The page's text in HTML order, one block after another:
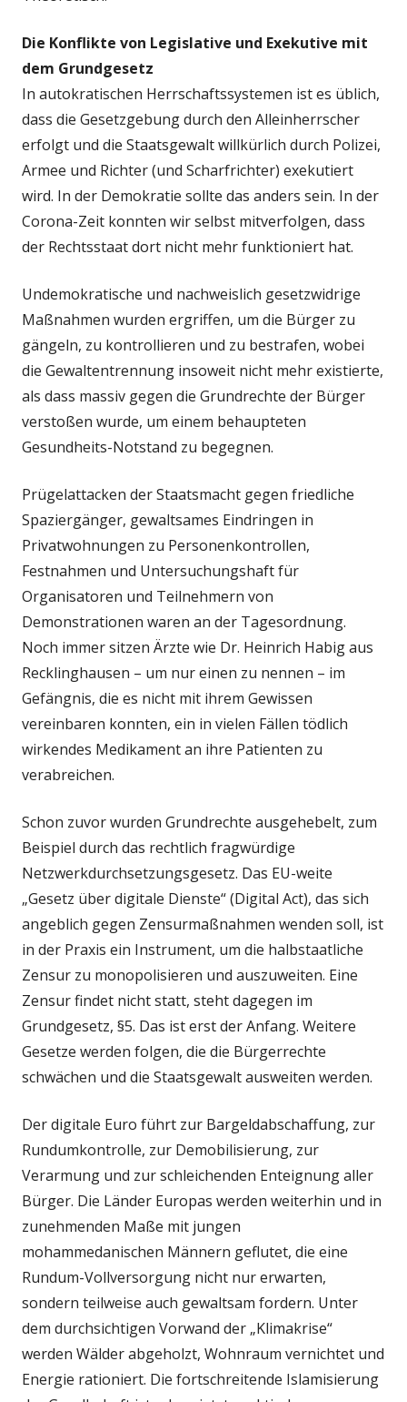
Die Konflikte von Legislative und Exekutive mit
dem Grundgesetz
In autokratischen Herrschaftssystemen ist es üblich,
dass die Gesetzgebung durch den Alleinherrscher
erfolgt und die Staatsgewalt willkürlich durch Polizei,
Armee und Richter (und Scharfrichter) exekutiert
wird. In der Demokratie sollte das anders sein. In der
Corona-Zeit konnten wir selbst mitverfolgen, dass
der Rechtsstaat dort nicht mehr funktioniert hat.
Undemokratische und nachweislich gesetzwidrige
Maßnahmen wurden ergriffen, um die Bürger zu
gängeln, zu kontrollieren und zu bestrafen, wobei
die Gewaltentrennung insoweit nicht mehr existierte,
als dass massiv gegen die Grundrechte der Bürger
verstoßen wurde, um einem behaupteten
Gesundheits-Notstand zu begegnen.
Prügelattacken der Staatsmacht gegen friedliche
Spaziergänger, gewaltsames Eindringen in
Privatwohnungen zu Personenkontrollen,
Festnahmen und Untersuchungshaft für
Organisatoren und Teilnehmern von
Demonstrationen waren an der Tagesordnung.
Noch immer sitzen Ärzte wie Dr. Heinrich Habig aus
Recklinghausen – um nur einen zu nennen – im
Gefängnis, die es nicht mit ihrem Gewissen
vereinbaren konnten, ein in vielen Fällen tödlich
wirkendes Medikament an ihre Patienten zu
verabreichen.
Schon zuvor wurden Grundrechte ausgehebelt, zum
Beispiel durch das rechtlich fragwürdige
Netzwerkdurchsetzungsgesetz. Das EU-weite
„Gesetz über digitale Dienste“ (Digital Act), das sich
angeblich gegen Zensurmaßnahmen wenden soll, ist
in der Praxis ein Instrument, um die halbstaatliche
Zensur zu monopolisieren und auszuweiten. Eine
Zensur findet nicht statt, steht dagegen im
Grundgesetz, §5. Das ist erst der Anfang. Weitere
Gesetze werden folgen, die die Bürgerrechte
schwächen und die Staatsgewalt ausweiten werden.
Der digitale Euro führt zur Bargeldabschaffung, zur
Rundumkontrolle, zur Demobilisierung, zur
Verarmung und zur schleichenden Enteignung aller
Bürger. Die Länder Europas werden weiterhin und in
zunehmenden Maße mit jungen
mohammedanischen Männern geflutet, die eine
Rundum-Vollversorgung nicht nur erwarten,
sondern teilweise auch gewaltsam fordern. Unter
dem durchsichtigen Vorwand der „Klimakrise“
werden Wälder abgeholzt, Wohnraum vernichtet und
Energie rationiert. Die fortschreitende Islamisierung